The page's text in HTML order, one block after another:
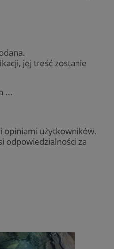
jej treść zostanie
...
opiniami użytkowników.
odpowiedzialności za